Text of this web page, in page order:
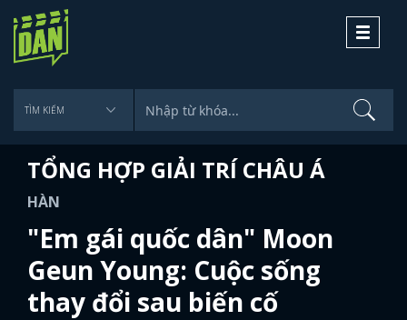
Toggle
TỔNG HỢP GIẢI TRÍ CHÂU Á
HÀN
"Em gái quốc dân" Moon
Geun Young: Cuộc sống
thay đổi sau biến cố